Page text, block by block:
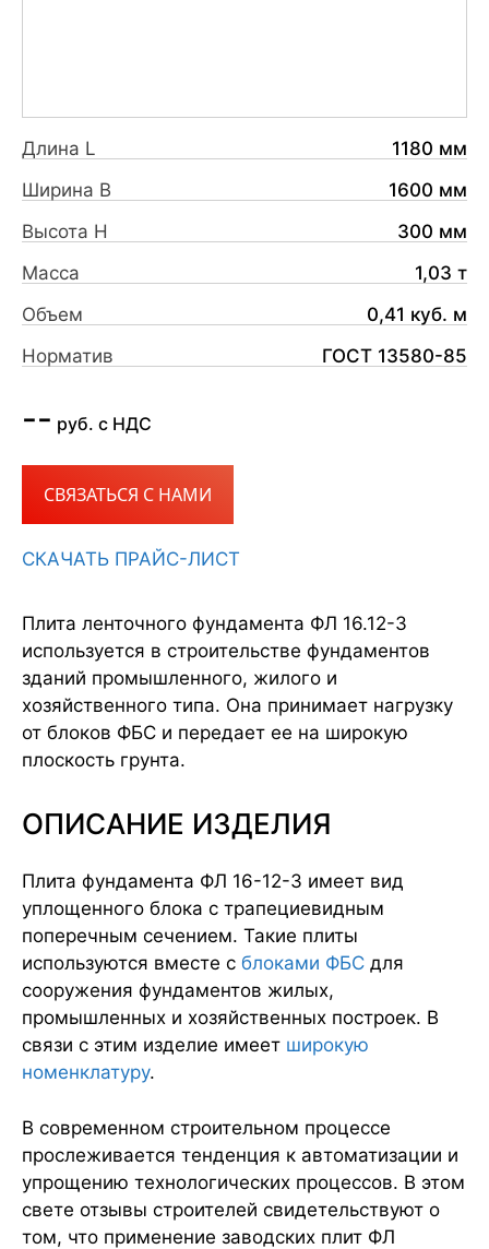
Длина L
1180 мм
Ширина B
1600 мм
Высота H
300 мм
Масса
1,03 т
Объем
0,41 куб. м
Норматив
ГОСТ 13580-85
-- руб. с НДС
СВЯЗАТЬСЯ С НАМИ
СКАЧАТЬ ПРАЙС-ЛИСТ
Плита ленточного фундамента ФЛ 16.12-3
используется в строительстве фундаментов
зданий промышленного, жилого и
хозяйственного типа. Она принимает нагрузку
от блоков ФБС и передает ее на широкую
плоскость грунта.
ОПИСАНИЕ ИЗДЕЛИЯ
Плита фундамента ФЛ 16-12-3 имеет вид
уплощенного блока с трапециевидным
поперечным сечением. Такие плиты
используются вместе с блоками ФБС для
сооружения фундаментов жилых,
промышленных и хозяйственных построек. В
связи с этим изделие имеет широкую
номенклатуру.
В современном строительном процессе
прослеживается тенденция к автоматизации и
упрощению технологических процессов. В этом
свете отзывы строителей свидетельствуют о
том, что применение заводских плит ФЛ